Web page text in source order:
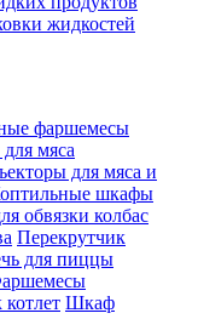
жидкостей
фаршемесы
мяса
для мяса и
шкафы
обвязки колбас
Перекрутчик
для пиццы
Шкаф